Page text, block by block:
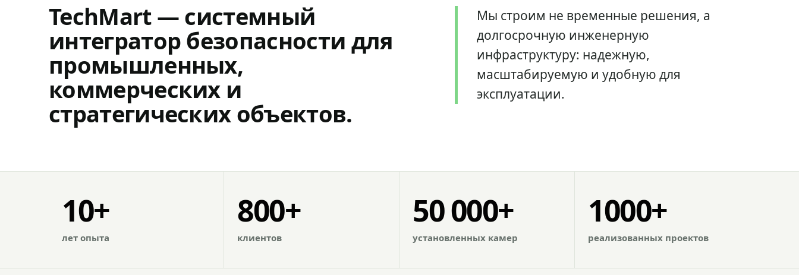
TechMart — системный
интегратор безопасности для
промышленных,
коммерческих и
стратегических объектов.
Мы строим не временные решения, а
долгосрочную инженерную
инфраструктуру: надежную,
масштабируемую и удобную для
эксплуатации.
10+
лет опыта
800+
клиентов
50 000+
установленных камер
1000+
реализованных проектов